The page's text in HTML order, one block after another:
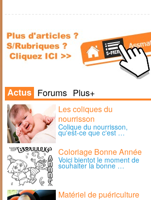
Actus Forums Plus+
Les coliques du
nourrisson
Colique du nourrisson,
qu'est-ce que c'est …
Coloriage Bonne Année
Voici bientot le moment de
souhaiter la bonne …
Matériel de puériculture